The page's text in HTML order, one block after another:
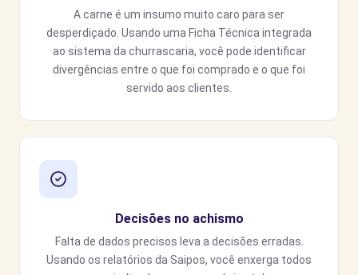
A carne é um insumo muito caro para ser
desperdiçado. Usando uma Ficha Técnica integrada
ao sistema da churrascaria, você pode identificar
divergências entre o que foi comprado e o que foi
servido aos clientes.
Decisões no achismo
Falta de dados precisos leva a decisões erradas.
Usando os relatórios da Saipos, você enxerga todos